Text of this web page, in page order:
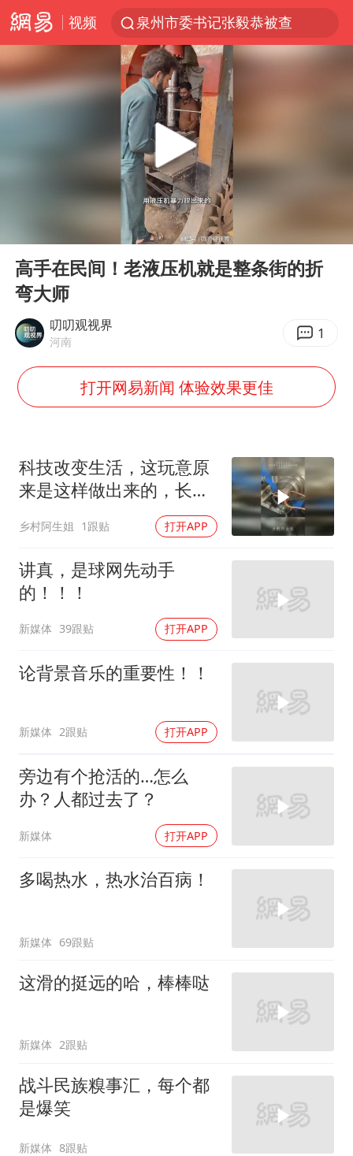
视频
泉州市委书记张毅恭被查
胜宏科技：股票交易异常波动
“秋天的第一杯奶茶”6岁了
国乒男单横滨冠军赛全军覆没
38岁演员求职万岁山NPC成功
东航：国内客票提前14天免费退改
日本试射“战斧”导弹，国防部回应
名创优品回应女子吐槽内裤质量差
夯实基础开新局
Play
高手在民间！老液压机就是整条街的折
弯大师
叨叨观视界
河南 1
打开网易新闻 体验效果更佳
科技改变生活，这玩意原
来是这样做出来的，长见
乡村阿生姐 1跟贴 打开APP
讲真，是球网先动手
的！！！
新媒体 39跟贴 打开APP
论背景音乐的重要性！！
新媒体 2跟贴 打开APP
旁边有个抢活的…怎么
办？人都过去了？
新媒体 打开APP
多喝热水，热水治百病！
新媒体 69跟贴
这滑的挺远的哈，棒棒哒
新媒体 2跟贴
战斗民族糗事汇，每个都
是爆笑
新媒体 8跟贴